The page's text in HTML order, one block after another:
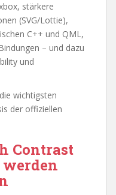
stärkere
(SVG/Lottie),
C++ und QML,
– und dazu
und
wichtigsten
der offiziellen
Contrast
werden